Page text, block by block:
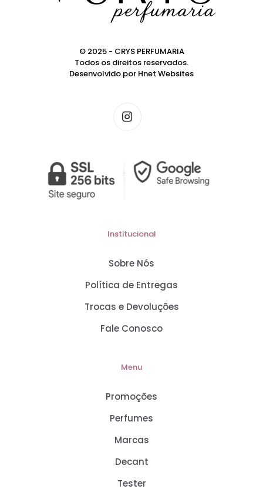
© 2025 - CRYS PERFUMARIA
Todos os direitos reservados.
Desenvolvido por Hnet Websites
Institucional
Sobre Nós
Política de Entregas
Trocas e Devoluções
Fale Conosco
Menu
Promoções
Perfumes
Marcas
Decant
Tester